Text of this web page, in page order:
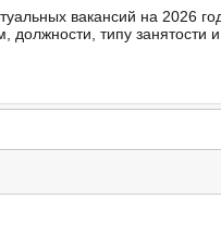
вакансий на 2026
типу